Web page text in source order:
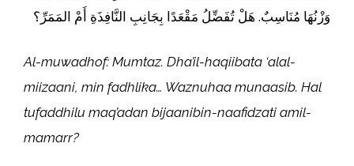
وَزْنُهَا مُنَاسِبٌ. هَلْ تُفَضِّلُ مَقْعَدًا بِجَانِبِ النَّافِذَةِ أَمْ المَمَرِّ؟
Al-muwadhof: Mumtaz. Dha’il-haqiibata ‘alal-
miizaani, min fadhlika… Waznuhaa munaasib. Hal
tufaddhilu maq’adan bijaanibin-naafidzati amil-
mamarr?